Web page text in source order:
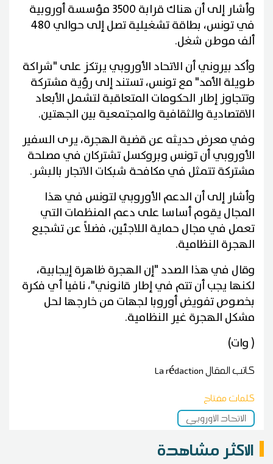
وأشار إلى أن هناك قرابة 3500 مؤسسة أوروبية
في تونس، بطاقة تشغيلية تصل إلى حوالي 480
ألف موطن شغل.
وأكد بيروني أن الاتحاد الأوروبي يرتكز على "شراكة
طويلة الأمد" مع تونس، تستند إلى رؤية مشتركة
وتتجاوز إطار الحكومات المتعاقبة لتشمل الأبعاد
الاقتصادية والثقافية والمجتمعية بين الجهتين.
وفي معرض حديثه عن قضية الهجرة، يرى السفير
الأوروبي أن تونس وبروكسل تشتركان في مصلحة
مشتركة تتمثل في مكافحة شبكات الاتجار بالبشر.
وأشار إلى أن الدعم الأوروبي لتونس في هذا
المجال يقوم أساسا على دعم المنظمات التي
تعمل في مجال حماية اللاجئين، فضلاً عن تشجيع
الهجرة النظامية.
وقال في هذا الصدد "إن الهجرة ظاهرة إيجابية،
لكنها يجب أن تتم في إطار قانوني"، نافيا أي فكرة
بخصوص تفويض أوروبا لجهات من خارجها لحل
مشكل الهجرة غير النظامية.
( وات)
كاتب المقالLa rédaction
كلمات مفتاح
الاتحاد الأوروبي
الاكثر مشاهدة